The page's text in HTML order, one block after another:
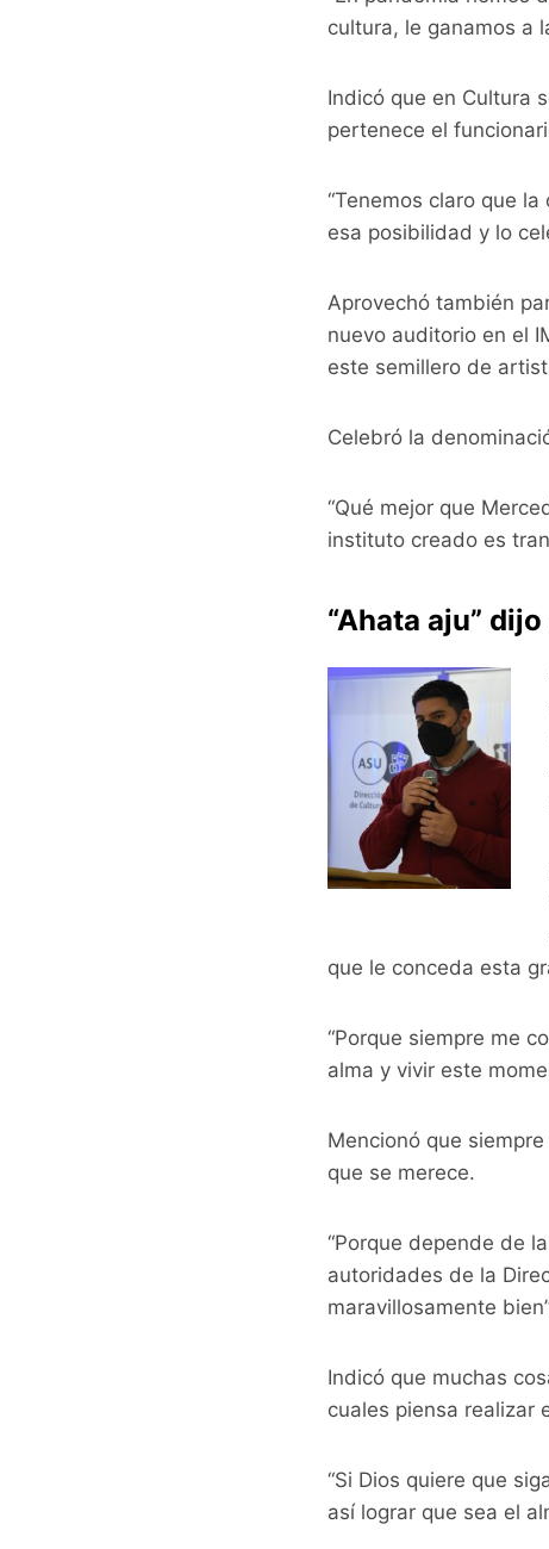
cultura, le ganamos a
Indicó que en Cultura
pertenece el
“Tenemos claro que
esa posibilidad y lo
Aprovechó también
nuevo auditorio en el
este semillero de
Celebró la
“Qué mejor que
instituto creado es
“Ahata aju”
que le conceda esta
“Porque siempre me
alma y vivir este
Mencionó que
que se merece.
“Porque depende de
autoridades de la
maravillosamente
Indicó que muchas
cuales piensa realizar
“Si Dios quiere que
así lograr que sea el